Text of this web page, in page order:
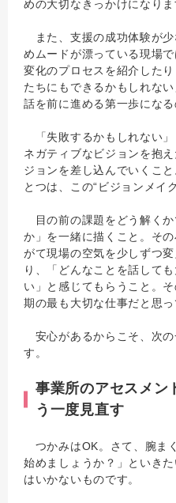
めの大切なきっかけになりま
また、支援の成功体験が
めムードが漂っている現場
変化のプロセスを紹介した
たちにもできるかもしれな
話を前に進める第一歩にな
「失敗するかもしれない」
ネガティブなビジョンを抱
ジョンを差し込んでいくこ
とつは、この“ビジョンメイ
目の前の課題をどう解く
か」を一緒に描くこと。そ
がて現場の空気を少しずつ
り、「どんなことを話して
い」と感じてもらうこと。
期の最も大切な仕事だと思っ
安心があるからこそ、次
す。
事業所のアセスメ
う一度見直す
つかみはOK。さて、腕ま
始めましょうか？」といき
はいかないものです。